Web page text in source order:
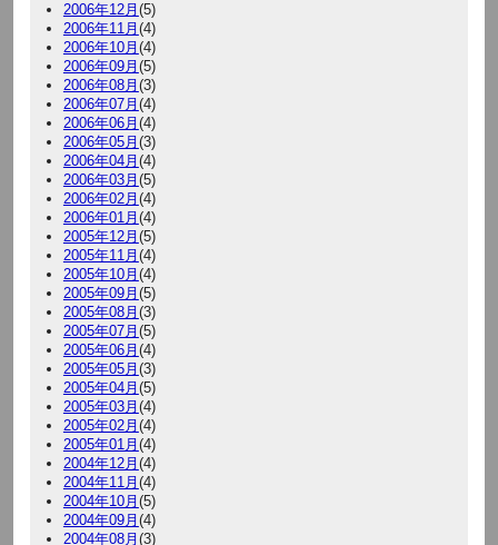
2006年12月 (5)
2006年11月 (4)
2006年10月 (4)
2006年09月 (5)
2006年08月 (3)
2006年07月 (4)
2006年06月 (4)
2006年05月 (3)
2006年04月 (4)
2006年03月 (5)
2006年02月 (4)
2006年01月 (4)
2005年12月 (5)
2005年11月 (4)
2005年10月 (4)
2005年09月 (5)
2005年08月 (3)
2005年07月 (5)
2005年06月 (4)
2005年05月 (3)
2005年04月 (5)
2005年03月 (4)
2005年02月 (4)
2005年01月 (4)
2004年12月 (4)
2004年11月 (4)
2004年10月 (5)
2004年09月 (4)
2004年08月 (3)